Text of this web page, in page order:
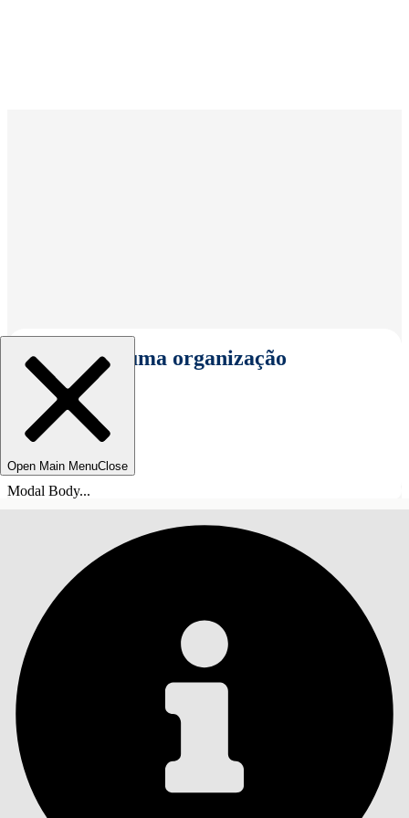
Selecionar uma organização
Open Main MenuClose
Modal Body...
ÍNDICE